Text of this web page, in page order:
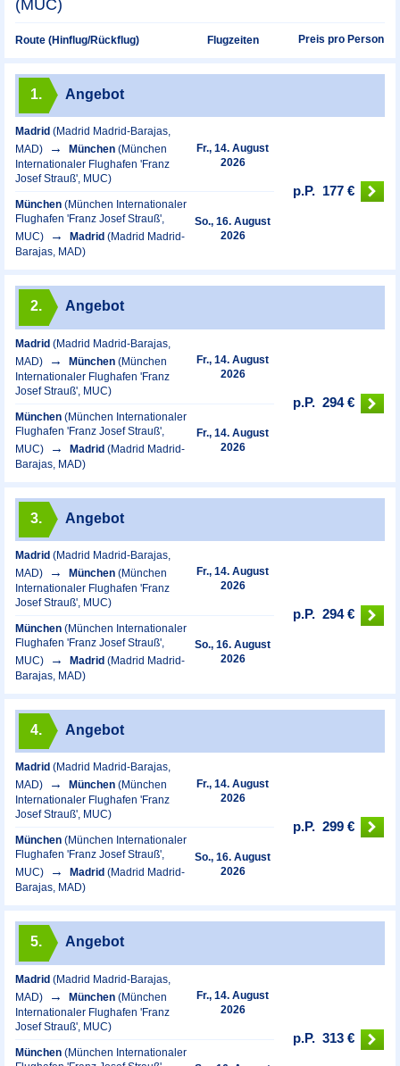
(MUC)
Route (Hinflug/Rückflug) Flugzeiten Preis pro Person
1. Angebot
Madrid (Madrid Madrid-Barajas,
MAD)
München (München
Internationaler Flughafen 'Franz
Josef Strauß', MUC)
Fr., 14. August
2026
München (München Internationaler
Flughafen 'Franz Josef Strauß',
MUC)
Madrid (Madrid Madrid-
Barajas, MAD)
So., 16. August
2026
p.P. 177 €
2. Angebot
Madrid (Madrid Madrid-Barajas,
MAD)
München (München
Internationaler Flughafen 'Franz
Josef Strauß', MUC)
Fr., 14. August
2026
München (München Internationaler
Flughafen 'Franz Josef Strauß',
MUC)
Madrid (Madrid Madrid-
Barajas, MAD)
Fr., 14. August
2026
p.P. 294 €
3. Angebot
Madrid (Madrid Madrid-Barajas,
MAD)
München (München
Internationaler Flughafen 'Franz
Josef Strauß', MUC)
Fr., 14. August
2026
München (München Internationaler
Flughafen 'Franz Josef Strauß',
MUC)
Madrid (Madrid Madrid-
Barajas, MAD)
So., 16. August
2026
p.P. 294 €
4. Angebot
Madrid (Madrid Madrid-Barajas,
MAD)
München (München
Internationaler Flughafen 'Franz
Josef Strauß', MUC)
Fr., 14. August
2026
München (München Internationaler
Flughafen 'Franz Josef Strauß',
MUC)
Madrid (Madrid Madrid-
Barajas, MAD)
So., 16. August
2026
p.P. 299 €
5. Angebot
Madrid (Madrid Madrid-Barajas,
MAD)
München (München
Internationaler Flughafen 'Franz
Josef Strauß', MUC)
Fr., 14. August
2026
München (München Internationaler
p.P. 313 €